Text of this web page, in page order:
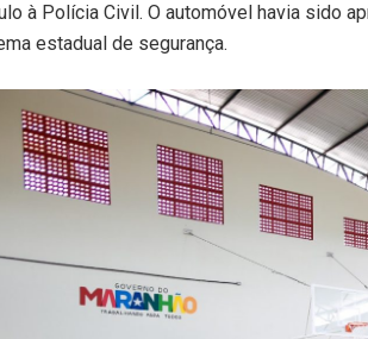
à Polícia Civil. O automóvel havia sido
estadual de segurança.